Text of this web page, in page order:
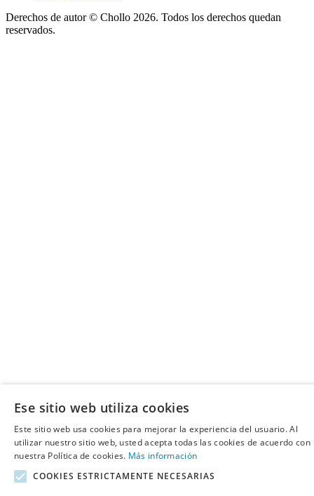
Derechos de autor © Chollo 2026. Todos los derechos quedan
reservados.
Ese sitio web utiliza cookies
Este sitio web usa cookies para mejorar la experiencia del usuario. Al
utilizar nuestro sitio web, usted acepta todas las cookies de acuerdo con
nuestra Política de cookies. Más información
COOKIES ESTRICTAMENTE NECESARIAS